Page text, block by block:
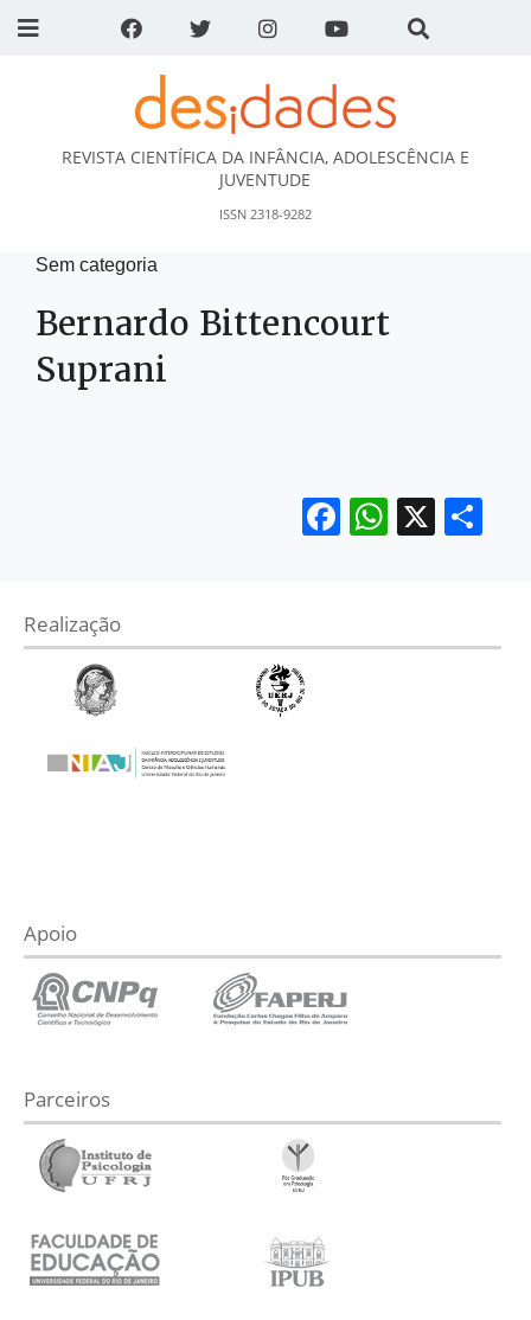
DESidades
REVISTA CIENTÍFICA DA INFÂNCIA, ADOLESCÊNCIA E
JUVENTUDE
ISSN 2318-9282
Sem categoria
Bernardo Bittencourt
Suprani
Facebook
X
Realização
Apoio
Parceiros